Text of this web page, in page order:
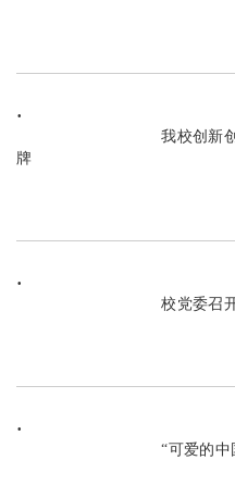
                               我校创新创业课程实践基地在福昕软件揭
牌
                               校党委召开机动巡视情况反馈会
                               “可爱的中国”宣讲团走进中国科大